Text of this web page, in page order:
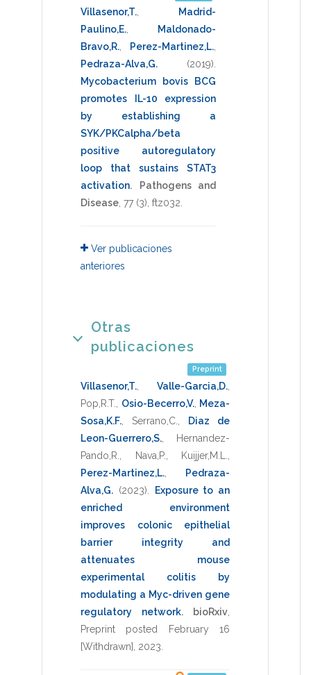
Villasenor,T.
Madrid-
Paulino,E.
Maldonado-
Bravo,R.
Perez-Martinez,L.
Pedraza-Alva,G.
(2019)
Mycobacterium bovis BCG
promotes IL-10 expression
by establishing a
SYK/PKCalpha/beta
positive autoregulatory
loop that sustains STAT3
activation.
Pathogens and
Disease 77 (3), ftz032
Ver publicaciones
anteriores
Otras
publicaciones
Preprint
Villasenor,T. Valle-Garcia,D.
Pop,R.T.
Osio-Becerro,V., Meza-
Sosa,K.F.
Serrano,C.
Diaz de
Leon-Guerrero,S.
Hernandez-
Pando,R.
Nava,P. Kuijjer,M.L.
Perez-Martinez,L.
Pedraza-
Alva,G. (2023)
Exposure to an
enriched environment
improves colonic epithelial
barrier integrity and
attenuates mouse
experimental colitis by
modulating a Myc-driven gene
regulatory network. bioRxiv
Preprint posted February 16
[Withdrawn] 2023